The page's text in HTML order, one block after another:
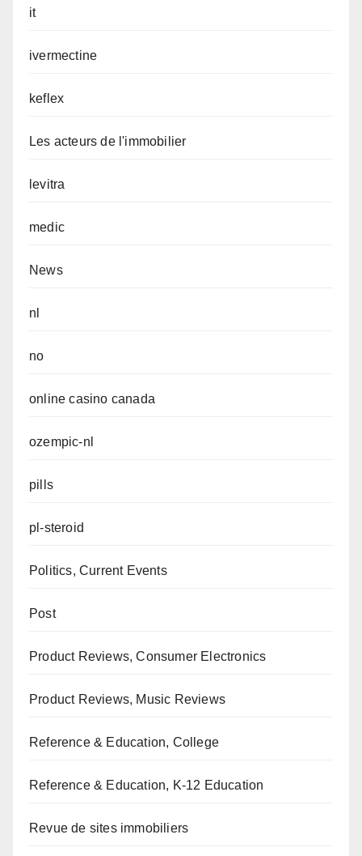
it
ivermectine
keflex
Les acteurs de l'immobilier
levitra
medic
News
nl
no
online casino canada
ozempic-nl
pills
pl-steroid
Politics, Current Events
Post
Product Reviews, Consumer Electronics
Product Reviews, Music Reviews
Reference & Education, College
Reference & Education, K-12 Education
Revue de sites immobiliers